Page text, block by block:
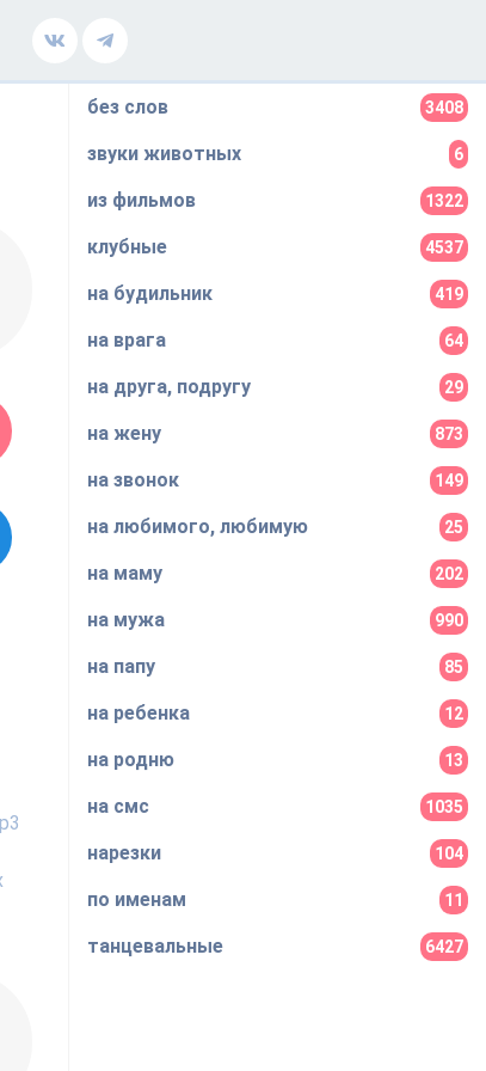
без слов 3408
звуки животных 6
из фильмов 1322
клубные 4537
на будильник 419
на врага 64
на друга, подругу 29
на жену 873
на звонок 149
на любимого, любимую 25
на маму 202
на мужа 990
на папу 85
на ребенка 12
на родню 13
на смс 1035
нарезки 104
по именам 11
танцевальные 6427